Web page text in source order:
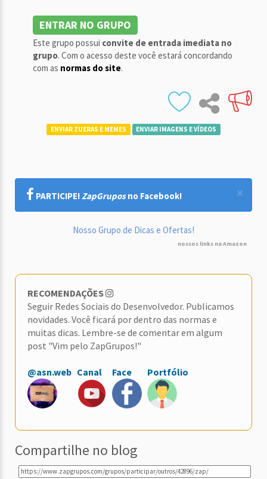
ENTRAR NO GRUPO
Este grupo possui convite de entrada imediata no
grupo. Com o acesso deste você estará concordando
com as normas do site.
ENVIAR ZUERAS E MEMES ENVIAR IMAGENS E VÍDEOS
×
PARTICIPE!ZapGruposno Facebook!
Nosso Grupo de Dicas e Ofertas!
nossos links na Amazon
RECOMENDAÇÕES
Seguir Redes Sociais do Desenvolvedor. Publicamos
novidades. Você ficará por dentro das normas e
muitas dicas. Lembre-se de comentar em algum
post "Vim pelo ZapGrupos!"
@asn.web Canal Face Portfólio
Compartilhe no blog